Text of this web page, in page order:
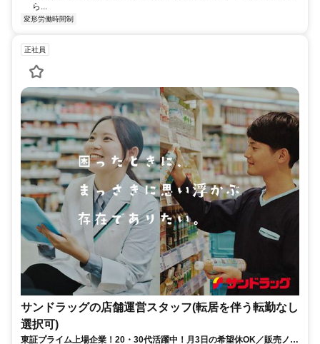
ら...
変形労働時間制
正社員
サンドラッグの店舗運営スタッフ(転居を伴う転勤なし
選択可)
東証プライム上場企業！20・30代活躍中！月3日の希望休OK／販売ノル